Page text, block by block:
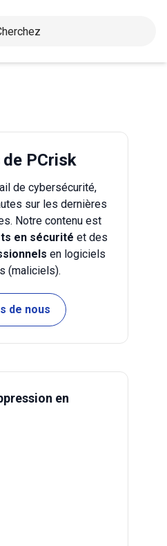
PCrisk
de cybersécurité,
sur les dernières
Notre contenu est
en sécurité et des
en logiciels
(maliciels).
de nous
en